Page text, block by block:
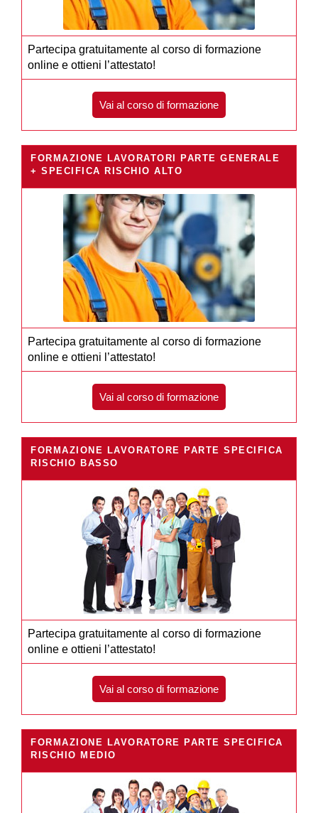
Partecipa gratuitamente al corso di formazione
online e ottieni l’attestato!
Vai al corso di formazione
FORMAZIONE LAVORATORI PARTE GENERALE
+ SPECIFICA RISCHIO ALTO
Partecipa gratuitamente al corso di formazione
online e ottieni l’attestato!
Vai al corso di formazione
FORMAZIONE LAVORATORE PARTE SPECIFICA
RISCHIO BASSO
Partecipa gratuitamente al corso di formazione
online e ottieni l’attestato!
Vai al corso di formazione
FORMAZIONE LAVORATORE PARTE SPECIFICA
RISCHIO MEDIO